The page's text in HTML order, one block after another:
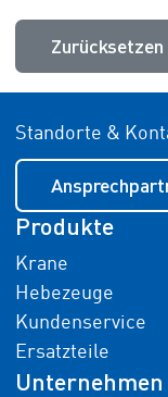
Zurücksetzen
Standorte &
Produkte
Krane
Hebezeuge
Kundenservice
Ersatzteile
Unternehmen